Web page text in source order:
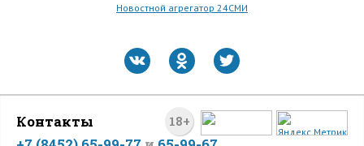
Новостной агрегатор 24СМИ
18+
Контакты